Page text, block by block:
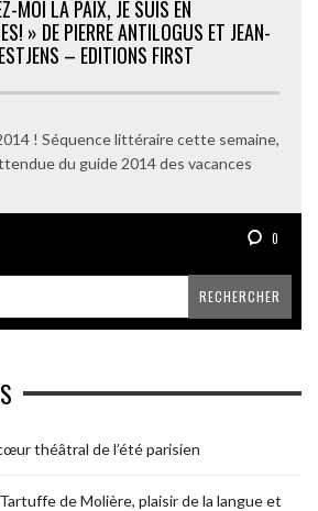
MOI LA PAIX, JE SUIS EN
» DE PIERRE ANTILOGUS ET JEAN-
– EDITIONS FIRST
2014 ! Séquence littéraire cette semaine,
du guide 2014 des vacances
0
théâtral de l’été parisien
de Molière, plaisir de la langue et